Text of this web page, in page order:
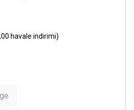
havale indirimi)